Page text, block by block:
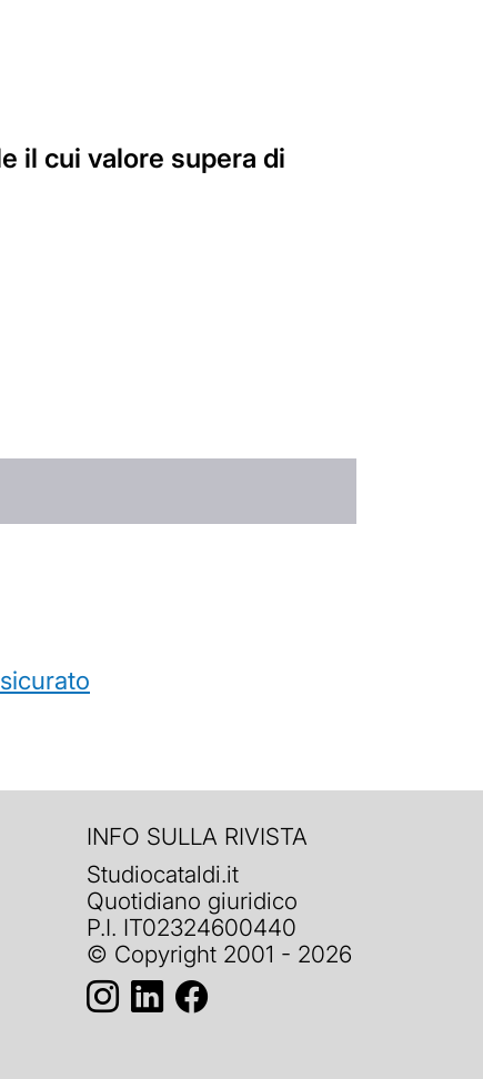
il cui valore supera di
INFO SULLA RIVISTA
Studiocataldi.it
Quotidiano giuridico
P.I. IT02324600440
© Copyright 2001 - 2026